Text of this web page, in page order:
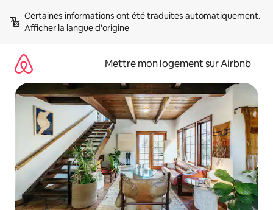
directement
Afficher la langue d'origine
Mettre mon logement sur Airbnb